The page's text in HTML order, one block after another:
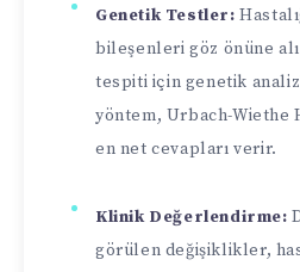
Genetik Testler:
bileşenleri göz önüne
tespiti için genetik
yöntem, Urbach-Wiethe
en net cevapları verir.
Klinik Değerlendirme:
görülen değişiklikler,